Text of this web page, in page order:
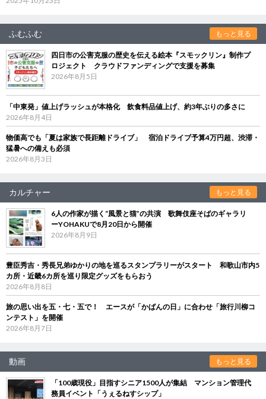
ふむふむ もっと見る
四日市の公害克服の歴史を伝える絵本『スモックリン』制作プ
ロジェクト クラウドファンディングで支援を募集
2026年8月5日
「中東発」値上げラッシュが本格化 飲食料品値上げ、約3年ぶりの多さに
2026年8月4日
物価高でも「夏は家族で長距離ドライブ」 宿泊ドライブ予算4万円超、渋滞・
猛暑への備えも必須
2026年8月3日
カルチャー もっと見る
6人の作家が描く“風景と猫”の共演 歌舞伎座そばのギャラリ
ーYOHAKUで8月20日から開催
2026年8月9日
豊臣秀吉・秀長兄弟ゆかりの地を巡るスタンプラリーがスタート 和歌山市内5
カ所・近畿6カ所を巡り限定グッズをもらおう
2026年8月8日
旅の思い出を五・七・五で！ エースが「かばんの日」に合わせ「旅行川柳コ
ンテスト」を開催
2026年8月7日
動画 もっと見る
「100歳現役」目指すシニア1500人が集結 マンション管理代
務員イベント「うぇるねすシップ」